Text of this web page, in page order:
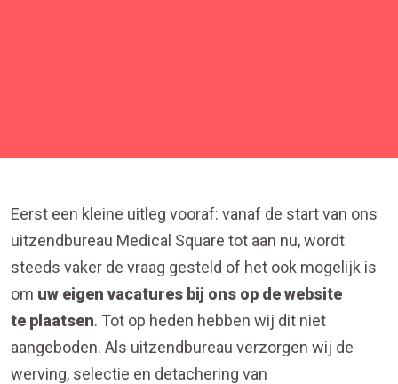
Eerst een kleine uitleg vooraf: vanaf de start van ons
uitzendbureau Medical Square tot aan nu, wordt
steeds vaker de vraag gesteld of het ook mogelijk is
om uw eigen vacatures bij ons op de website
te plaatsen. Tot op heden hebben wij dit niet
aangeboden. Als uitzendbureau verzorgen wij de
werving, selectie en detachering van